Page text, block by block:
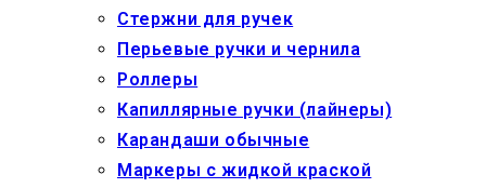
Стержни для ручек
Перьевые ручки и чернила
Роллеры
Капиллярные ручки (лайнеры)
Карандаши обычные
Маркеры c жидкой краской